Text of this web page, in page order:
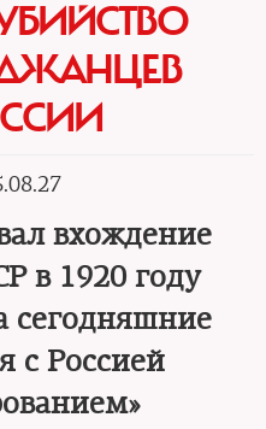
вхождение
в 1920 году
сегодняшние
с Россией